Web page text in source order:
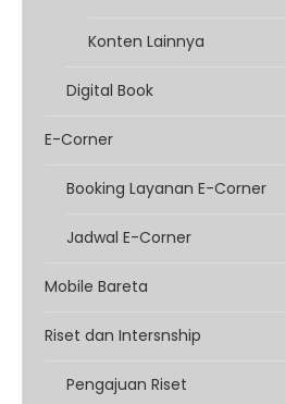
Konten Lainnya
Digital Book
E-Corner
Booking Layanan E-Corner
Jadwal E-Corner
Mobile Bareta
Riset dan Intersnship
Pengajuan Riset